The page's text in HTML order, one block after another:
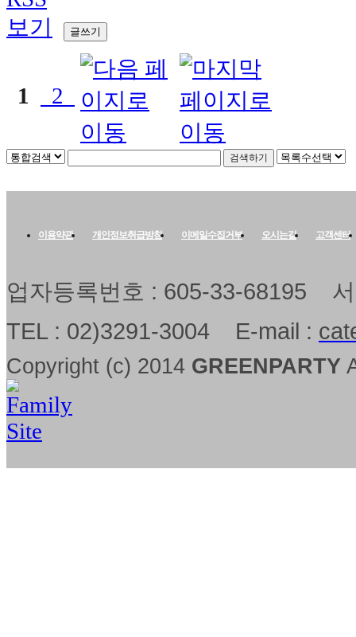
글쓰기
1 2
이용약관 개인정보취급방침 이메일수집거부 오시는길 고객센터
업자등록번호 : 605-33-68195
TEL : 02)3291-3004 E-mail :
Copyright (c) 2014 GREENPARTY